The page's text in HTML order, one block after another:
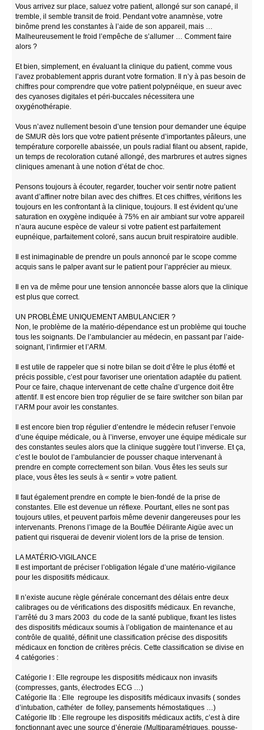
Vous arrivez sur place, saluez votre patient, allongé sur son canapé, il
tremble, il semble transit de froid. Pendant votre anamnèse, votre
binôme prend les constantes à l’aide de son appareil, mais …
Malheureusement le froid l’empêche de s’allumer … Comment faire
alors ?
Et bien, simplement, en évaluant la clinique du patient, comme vous
l’avez probablement appris durant votre formation. Il n’y à pas besoin de
chiffres pour comprendre que votre patient polypnéique, en sueur avec
des cyanoses digitales et péri-buccales nécessitera une
oxygénothérapie.
Vous n’avez nullement besoin d’une tension pour demander une équipe
de SMUR dès lors que votre patient présente d’importantes pâleurs, une
température corporelle abaissée, un pouls radial filant ou absent, rapide,
un temps de recoloration cutané allongé, des marbrures et autres signes
cliniques amenant à une notion d’état de choc.
Pensons toujours à écouter, regarder, toucher voir sentir notre patient
avant d’affiner notre bilan avec des chiffres. Et ces chiffres, vérifions les
toujours en les confrontant à la clinique, toujours. Il est évident qu’une
saturation en oxygène indiquée à 75% en air ambiant sur votre appareil
n’aura aucune espèce de valeur si votre patient est parfaitement
eupnéique, parfaitement coloré, sans aucun bruit respiratoire audible.
Il est inimaginable de prendre un pouls annoncé par le scope comme
acquis sans le palper avant sur le patient pour l’apprécier au mieux.
Il en va de même pour une tension annoncée basse alors que la clinique
est plus que correct.
UN PROBLÈME UNIQUEMENT AMBULANCIER ?
Non, le problème de la matério-dépendance est un problème qui touche
tous les soignants. De l’ambulancier au médecin, en passant par l’aide-
soignant, l’infirmier et l’ARM.
Il est utile de rappeler que si notre bilan se doit d’être le plus étoffé et
précis possible, c’est pour favoriser une orientation adaptée du patient.
Pour ce faire, chaque intervenant de cette chaîne d’urgence doit être
attentif. Il est encore bien trop régulier de se faire switcher son bilan par
l’ARM pour avoir les constantes.
Il est encore bien trop régulier d’entendre le médecin refuser l’envoie
d’une équipe médicale, ou à l’inverse, envoyer une équipe médicale sur
des constantes seules alors que la clinique suggère tout l’inverse. Et ça,
c’est le boulot de l’ambulancier de pousser chaque intervenant à
prendre en compte correctement son bilan. Vous êtes les seuls sur
place, vous êtes les seuls à « sentir » votre patient.
Il faut également prendre en compte le bien-fondé de la prise de
constantes. Elle est devenue un réflexe. Pourtant, elles ne sont pas
toujours utiles, et peuvent parfois même devenir dangereuses pour les
intervenants. Prenons l’image de la Bouffée Délirante Aigüe avec un
patient qui risquerai de devenir violent lors de la prise de tension.
LA MATÉRIO-VIGILANCE
Il est important de préciser l’obligation légale d’une matério-vigilance
pour les dispositifs médicaux.
Il n’existe aucune règle générale concernant des délais entre deux
calibrages ou de vérifications des dispositifs médicaux. En revanche,
l’arrêté du 3 mars 2003 du code de la santé publique, fixant les listes
des dispositifs médicaux soumis à l’obligation de maintenance et au
contrôle de qualité, définit une classification précise des dispositifs
médicaux en fonction de critères précis. Cette classification se divise en
4 catégories :
Catégorie I : Elle regroupe les dispositifs médicaux non invasifs
(compresses, gants, électrodes ECG …)
Catégorie IIa : Elle regroupe les dispositifs médicaux invasifs ( sondes
d’intubation, cathéter de folley, pansements hémostatiques …)
Catégorie IIb : Elle regroupe les dispositifs médicaux actifs, c’est à dire
fonctionnant avec une source d’énergie (Multiparamétriques, pousse-